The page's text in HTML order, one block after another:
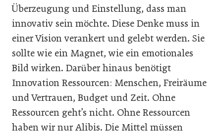
Überzeugung und Einstellung, dass man
innovativ sein möchte. Diese Denke muss in
einer Vision verankert und gelebt werden. Sie
sollte wie ein Magnet, wie ein emotionales
Bild wirken. Darüber hinaus benötigt
Innovation Ressourcen: Menschen, Freiräume
und Vertrauen, Budget und Zeit. Ohne
Ressourcen geht’s nicht. Ohne Ressourcen
haben wir nur Alibis. Die Mittel müssen